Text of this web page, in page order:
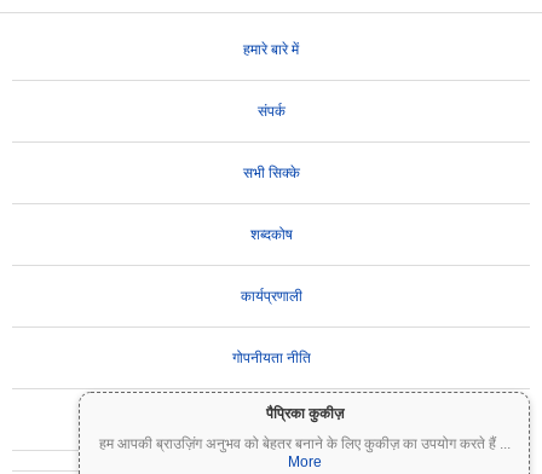
पैप्रिका कुकीज़
हम आपकी ब्राउज़िंग अनुभव को बेहतर बनाने के लिए कुकीज़ का उपयोग करते हैं ...
More
हमारे बारे में
संपर्क
सभी सिक्के
शब्दकोष
कार्यप्रणाली
गोपनीयता नीति
उपयोग की शर्तें